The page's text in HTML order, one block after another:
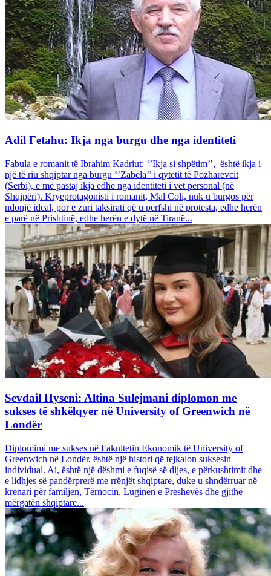
Adil Fetahu: Ikja nga burgu dhe nga identiteti
Fabula e romanit të Ibrahim Kadriut: ‘’Ikja si shpëtim’’, është ikja i
një të riu shqiptar nga burgu ‘’Zabela’’ i qytetit të Pozharevcit
(Serbi), e më pastaj ikja edhe nga identiteti i vet personal (në
Shqipëri). Kryeprotagonisti i romanit, Mal Coli, nuk u burgos për
ndonjë ideal, por e zuri taksirati që u përfshi në protesta, edhe herën
e parë në Prishtinë, edhe herën e dytë në Tiranë...
Sevdail Hyseni: Altina Sulejmani diplomon me
sukses të shkëlqyer në University of Greenwich në
Londër
Diplomimi me sukses në Fakultetin Ekonomik të University of
Greenwich në Londër, është një histori që tejkalon suksesin
individual. Ai, është një dëshmi e fuqisë së dijes, e përkushtimit dhe
e lidhjes së pandërprerë me rrënjët shqiptare, duke u shndërruar në
krenari për familjen, Tërnocin, Luginën e Preshevës dhe gjithë
mërgatën shqiptare...